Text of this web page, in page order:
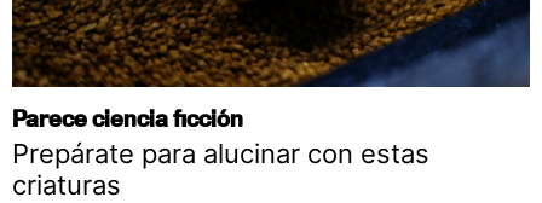
Parece ciencia ficción
Prepárate para alucinar con estas
criaturas